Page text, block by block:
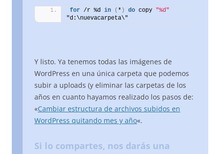
for /r %d in ( * ) do copy "%d"
"d:\nuevacarpeta\"
Y listo. Ya tenemos todas las imágenes de
WordPress en una única carpeta que podemos
subir a uploads (y eliminar las carpetas de los
años en cuanto hayamos realizado los pasos de:
«Cambiar estructura de archivos subidos en
WordPress quitando mes y año«.
Si lo compartes, nos darás una